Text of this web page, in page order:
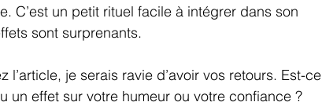
C’est un petit rituel facile à intégrer dans son
sont surprenants.
je serais ravie d’avoir vos retours. Est-ce
un effet sur votre humeur ou votre confiance ?